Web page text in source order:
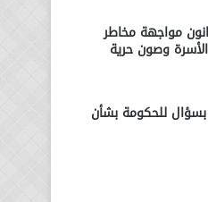
مواجهة مخاطر
وصون حرية
للحكومة بشأن